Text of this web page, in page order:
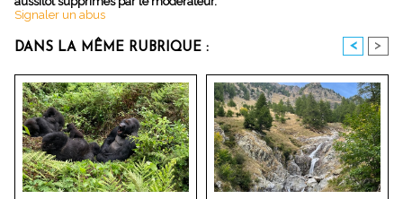
Signaler un abus
DANS LA MÊME RUBRIQUE : < >